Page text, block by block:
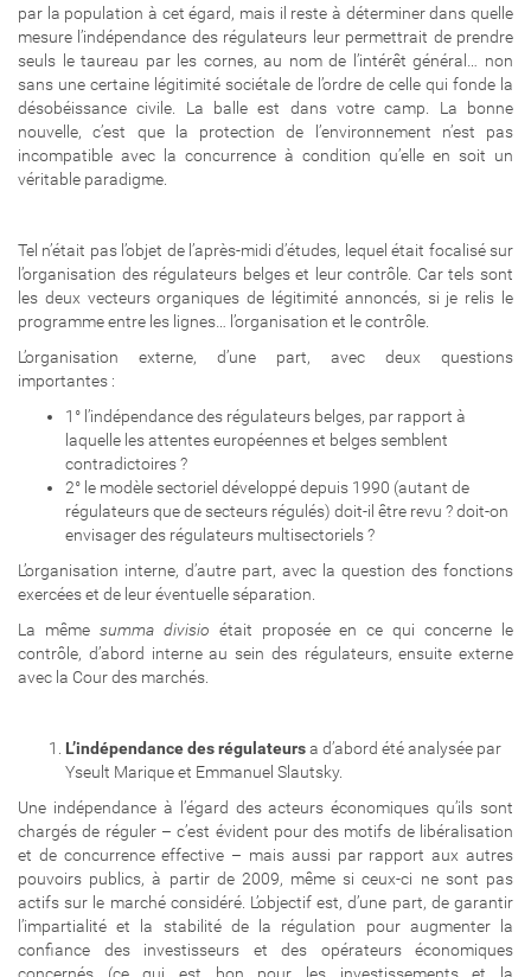
par la population à cet égard, mais il reste à déterminer dans quelle
mesure l’indépendance des régulateurs leur permettrait de prendre
seuls le taureau par les cornes, au nom de l’intérêt général… non
sans une certaine légitimité sociétale de l’ordre de celle qui fonde la
désobéissance civile. La balle est dans votre camp. La bonne
nouvelle, c’est que la protection de l’environnement n’est pas
incompatible avec la concurrence à condition qu’elle en soit un
véritable paradigme.
Tel n’était pas l’objet de l’après-midi d’études, lequel était focalisé sur
l’organisation des régulateurs belges et leur contrôle. Car tels sont
les deux vecteurs organiques de légitimité annoncés, si je relis le
programme entre les lignes… l’organisation et le contrôle.
L’organisation externe, d’une part, avec deux questions
importantes :
1° l’indépendance des régulateurs belges, par rapport à
laquelle les attentes européennes et belges semblent
contradictoires ?
2° le modèle sectoriel développé depuis 1990 (autant de
régulateurs que de secteurs régulés) doit-il être revu ? doit-on
envisager des régulateurs multisectoriels ?
L’organisation interne, d’autre part, avec la question des fonctions
exercées et de leur éventuelle séparation.
La même summa divisio était proposée en ce qui concerne le
contrôle, d’abord interne au sein des régulateurs, ensuite externe
avec la Cour des marchés.
L’indépendance des régulateursa d’abord été analysée par
Yseult Marique et Emmanuel Slautsky.
Une indépendance à l’égard des acteurs économiques qu’ils sont
chargés de réguler – c’est évident pour des motifs de libéralisation
et de concurrence effective – mais aussi par rapport aux autres
pouvoirs publics, à partir de 2009, même si ceux-ci ne sont pas
actifs sur le marché considéré. L’objectif est, d’une part, de garantir
l’impartialité et la stabilité de la régulation pour augmenter la
confiance des investisseurs et des opérateurs économiques
concernés (ce qui est bon pour les investissements et la